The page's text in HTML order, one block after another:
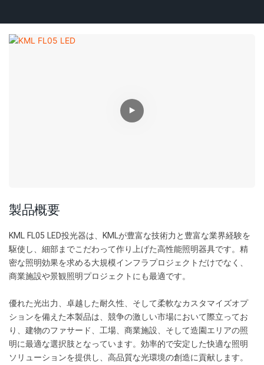
製品概要
KML FL05 LED投光器は、KMLが豊富な技術力と豊富な業界経験を
駆使し、細部までこだわって作り上げた高性能照明器具です。精
密な照明効果を求める大規模インフラプロジェクトだけでなく、
商業施設や景観照明プロジェクトにも最適です。
優れた光出力、卓越した耐久性、そして柔軟なカスタマイズオプ
ションを備えた本製品は、競争の激しい市場において際立ってお
り、建物のファサード、工場、商業施設、そして造園エリアの照
明に最適な選択肢となっています。効率的で安定した快適な照明
ソリューションを提供し、高品質な光環境の創造に貢献します。